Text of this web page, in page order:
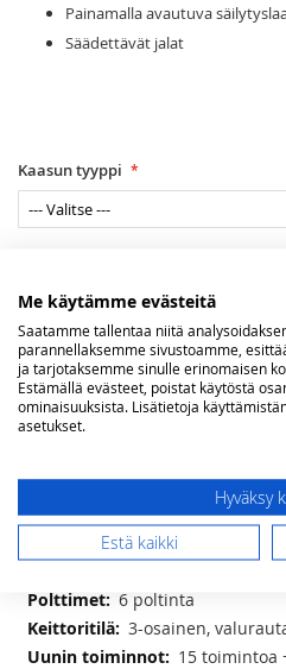
Painamalla avautuva
Säädettävät jalat
Kaasun tyyppi
Lisää
lxsxk 100 x 60 x 90 (-97) cm
6 poltinta
3-osainen,
15 toimintoa
Me käytämme evästeitä
Saatamme tallentaa niitä
parannellaksemme sivustoamme,
ja tarjotaksemme sinulle erinomaisen
Estämällä evästeet, poistat käytöstä
ominaisuuksista. Lisätietoja
asetukset.
Hyväksy
Estä kaikki